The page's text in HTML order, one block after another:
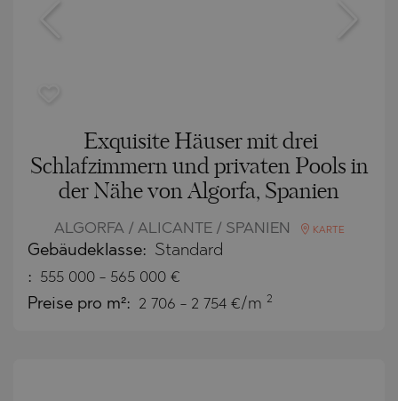
Exquisite Häuser mit drei
Schlafzimmern und privaten Pools in
der Nähe von Algorfa, Spanien
ALGORFA / ALICANTE / SPANIEN KARTE
Gebäudeklasse: Standard
: 555 000 - 565 000 €
Preise pro m²: 2 706 - 2 754 €/m 2